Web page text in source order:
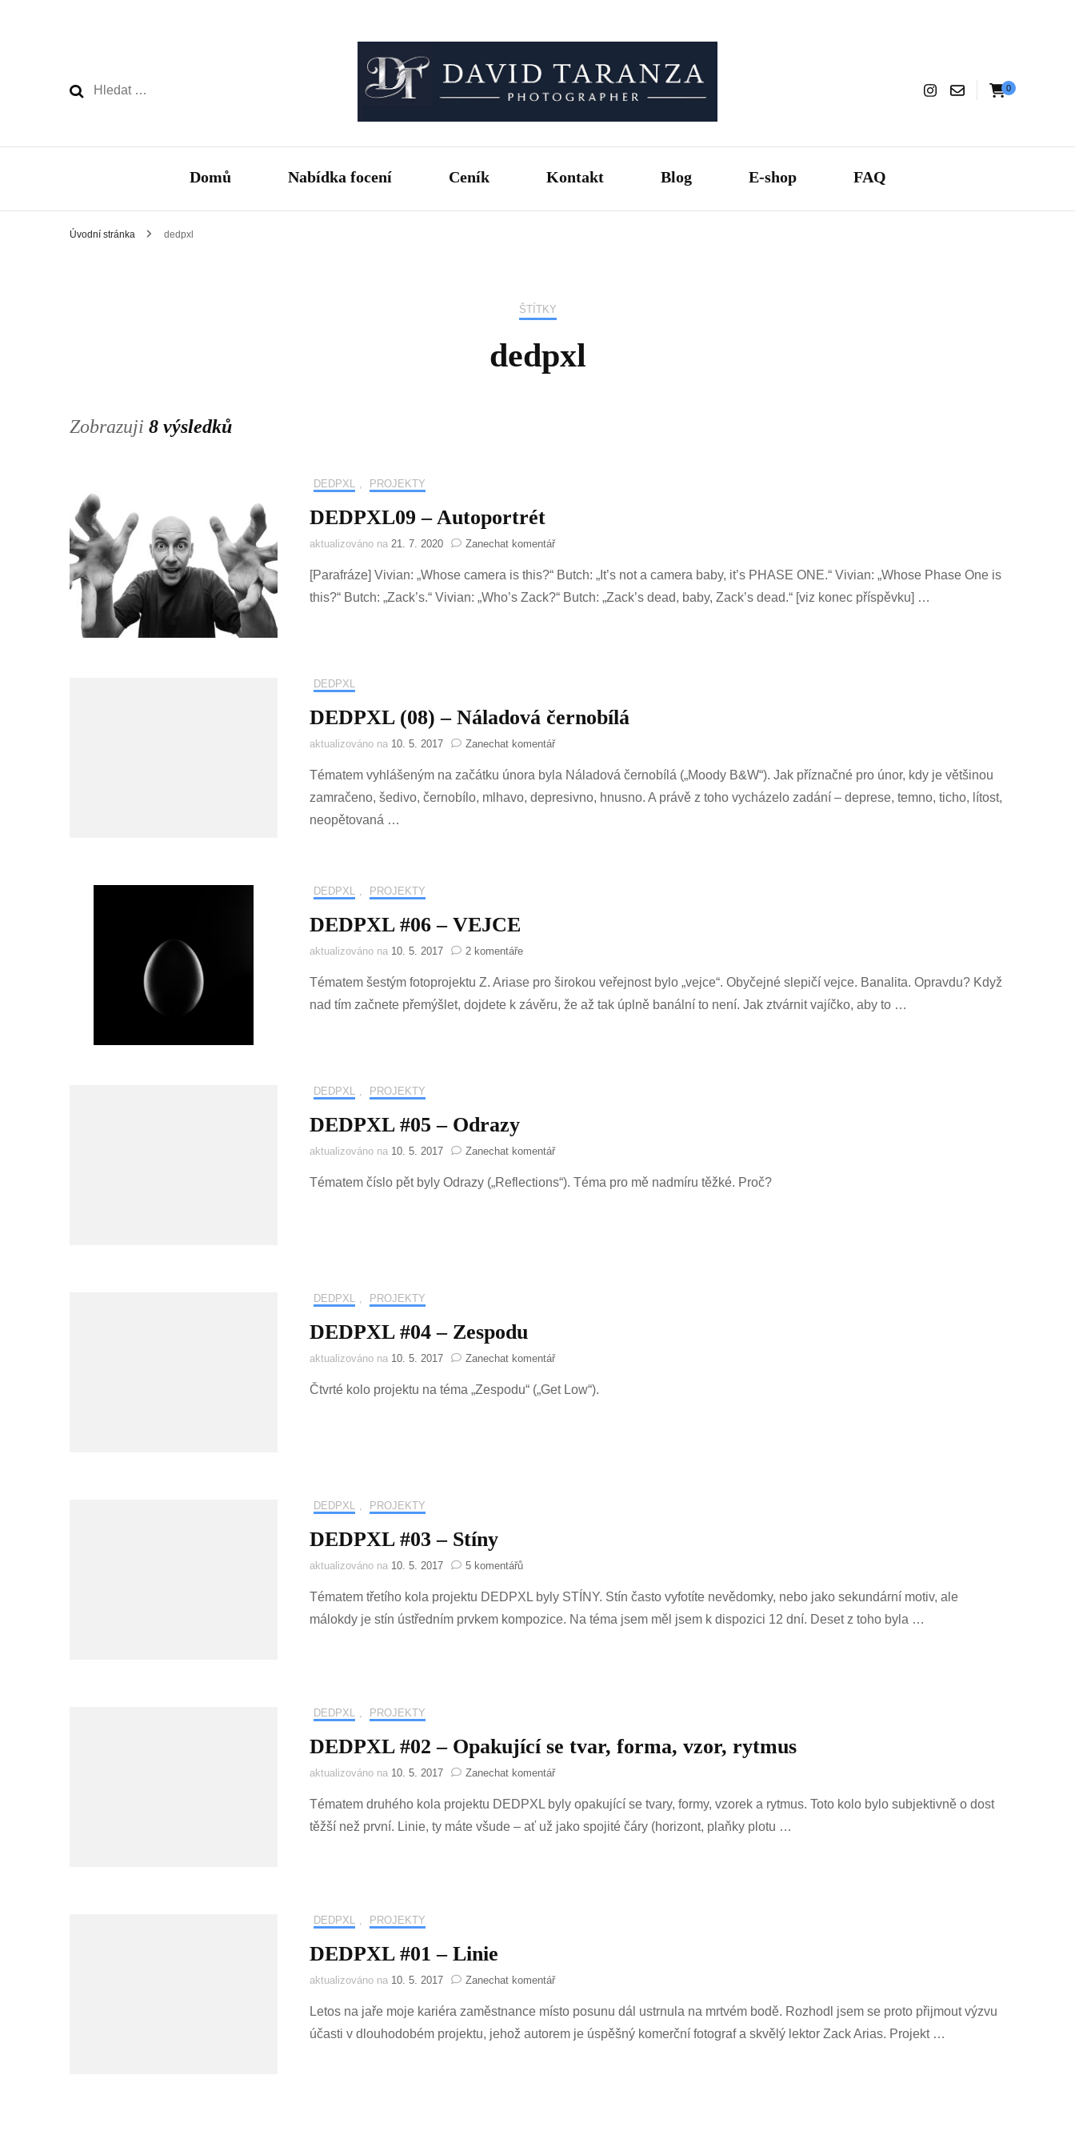
Vyhledávání
David Taranza
Fotograf pro chvíle, na kterých záleží.
0
Domů Nabídka focení Ceník Kontakt Blog E-shop FAQ
Úvodní stránka dedpxl
ŠTÍTKY
dedpxl
Zobrazuji 8 výsledků
DEDPXL PROJEKTY
DEDPXL09 – Autoportrét
aktualizováno na 21. 7. 2020 Zanechat komentářna
–
Autoportrét
[Parafráze] Vivian: „Whose camera is this?“ Butch: „It’s not a camera baby, it’s PHASE ONE.“ Vivian: „Whose Phase One is
this?“ Butch: „Zack’s.“ Vivian: „Who’s Zack?“ Butch: „Zack’s dead, baby, Zack’s dead.“ [viz konec příspěvku] …
DEDPXL
DEDPXL (08) – Náladová černobílá
aktualizováno na 10. 5. 2017 Zanechat komentářna
(08)
Náladová
Tématem vyhlášeným na začátku února byla Náladová černobílá („Moody B&W“). Jak příznačné pro únor, kdy je většinou
zamračeno, šedivo, černobílo, mlhavo, depresivno, hnusno. A právě z toho vycházelo zadání – deprese, temno, ticho, lítost,
neopětovaná …
DEDPXL PROJEKTY
DEDPXL #06 – VEJCE
aktualizováno na 10. 5. 2017 2 komentářeu
s
názvem
DEDPXL
Tématem šestým fotoprojektu Z. Ariase pro širokou veřejnost bylo „vejce“. Obyčejné slepičí vejce. Banalita. Opravdu? Když
nad tím začnete přemýšlet, dojdete k závěru, že až tak úplně banální to není. Jak ztvárnit vajíčko, aby to …
DEDPXL PROJEKTY
DEDPXL #05 – Odrazy
aktualizováno na 10. 5. 2017 Zanechat komentářna
#05
Tématem číslo pět byly Odrazy („Reflections“). Téma pro mě nadmíru těžké. Proč?
DEDPXL PROJEKTY
DEDPXL #04 – Zespodu
aktualizováno na 10. 5. 2017 Zanechat komentářna
#04
Čtvrté kolo projektu na téma „Zespodu“ („Get Low“).
DEDPXL PROJEKTY
DEDPXL #03 – Stíny
aktualizováno na 10. 5. 2017 5 komentářůu
s
názvem
DEDPXL
Tématem třetího kola projektu DEDPXL byly STÍNY. Stín často vyfotíte nevědomky, nebo jako sekundární motiv, ale
málokdy je stín ústředním prvkem kompozice. Na téma jsem měl jsem k dispozici 12 dní. Deset z toho byla …
DEDPXL PROJEKTY
DEDPXL #02 – Opakující se tvar, forma, vzor, rytmus
aktualizováno na 10. 5. 2017 Zanechat komentářna
#02
–
Opakující
Tématem druhého kola projektu DEDPXL byly opakující se tvary, formy, vzorek a rytmus. Toto kolo bylo subjektivně o dost
těžší než první. Linie, ty máte všude – ať už jako spojité čáry (horizont, plaňky plotu …
DEDPXL PROJEKTY
DEDPXL #01 – Linie
aktualizováno na 10. 5. 2017 Zanechat komentářna
#01
Linie
Letos na jaře moje kariéra zaměstnance místo posunu dál ustrnula na mrtvém bodě. Rozhodl jsem se proto přijmout výzvu
účasti v dlouhodobém projektu, jehož autorem je úspěšný komerční fotograf a skvělý lektor Zack Arias. Projekt …